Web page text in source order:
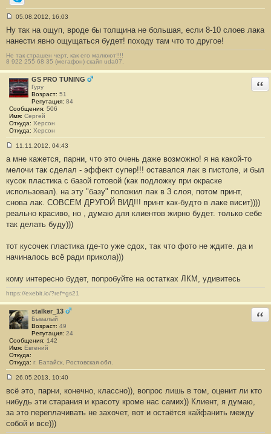
Skype
о
о
б
щ
е
н
и
е
#
9
05.08.2012, 16:03
Ну так на ощуп, вроде бы толщина не большая, если 8-10 слоев лака
нанести явно ощущаться будет! походу там что то другое!
Не так страшен черт, как его малюют!!!!
8 922 255 68 35 (мегафон) скайп uda07.
GS PRO TUNING
Гуру
Возраст: 51
Репутация: 84
Сообщения: 506
Имя: Сергей
Откуда: Херсон
Откуда: Херсон
о
б
щ
н
и
#
1
11.11.2012, 04:43
а мне кажется, парни, что это очень даже возможно! я на какой-то
мелочи так сделал - эффект супер!!! оставался лак в пистоле, и был
кусок пластика с базой готовой (как подложку при окраске
использовал). на эту "базу" положил лак в 3 слоя, потом принт,
снова лак. СОВСЕМ ДРУГОЙ ВИД!!! принт как-будто в лаке висит))))
реально красиво, но , думаю для клиентов жирно будет. только себе
так делать буду)))
тот кусочек пластика где-то уже сдох, так что фото не ждите. да и
начиналось всё ради прикола)))
кому интересно будет, попробуйте на остатках ЛКМ, удивитесь
https://exebit.io/?ref=gs21
stalker_13
Бывалый
Возраст: 49
Репутация: 24
Сообщения: 142
Имя: Евгений
Откуда:
Откуда: г. Батайск, Ростовская обл.
о
б
щ
н
26.05.2013, 10:40
всё это, парни, конечно, классно)), вопрос лишь в том, оценит ли кто
нибудь эти старания и красоту кроме нас самих)) Клиент, я думаю,
за это переплачивать не захочет, вот и остаётся кайфанить между
собой и все)))